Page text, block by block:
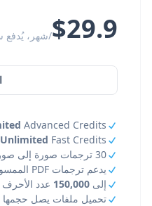
$29.9/شهر، يُدفع
Advanced Credits
Unlimited Fast Credits
30 ترجمات صورة إلى صورة/اليوم
يدعم ترجمات PDF الممسوحة ضوئيا
إلى 150,000 عدد الأحرف
تحميل ملفات يصل حجمها